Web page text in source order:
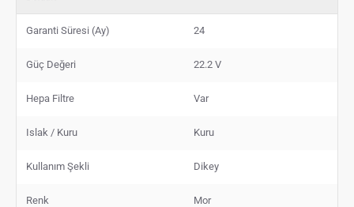
Garanti Süresi (Ay) 24
Güç Değeri 22.2 V
Hepa Filtre Var
Islak / Kuru Kuru
Kullanım Şekli Dikey
Renk Mor